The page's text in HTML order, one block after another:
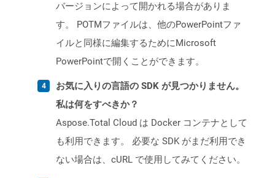
バージョンによって開かれる場合がありま
す。 POTMファイルは、他のPowerPointファ
イルと同様に編集するためにMicrosoft
PowerPointで開くことができます。
お気に入りの言語の SDK が見つかりません。
私は何をすべきか？
Aspose.Total Cloud は Docker コンテナとして
も利用できます。 必要な SDK がまだ利用でき
ない場合は、cURL で使用してみてください。